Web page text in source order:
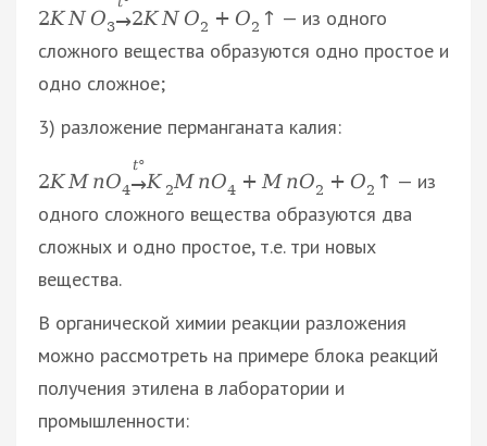
2K N O3→2K N O2 + O2 ↑ — из одного
сложного вещества образуются одно простое и
одно сложное;
3) разложение перманганата калия:
2K M nO4
t°
→K 2M nO4 + M nO2 + O2 ↑ — из
одного сложного вещества образуются два
сложных и одно простое, т.е. три новых
вещества.
В органической химии реакции разложения
можно рассмотреть на примере блока реакций
получения этилена в лаборатории и
промышленности: